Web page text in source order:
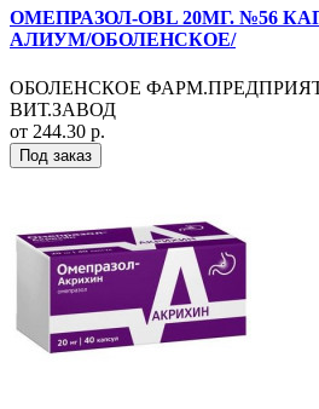
ОМЕПРАЗОЛ-OBL 20МГ. №56
АЛИУМ/ОБОЛЕНСКОЕ/
ОБОЛЕНСКОЕ
ВИТ.ЗАВОД
от 244.30 р.
Под заказ